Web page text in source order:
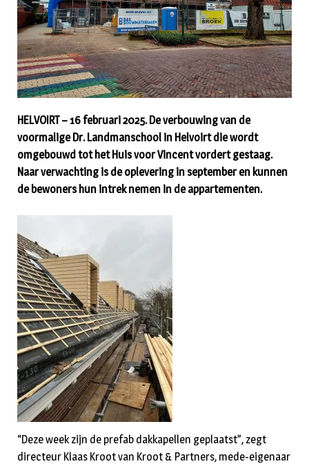
HELVOIRT – 16 februari 2025. De verbouwing van de
voormalige Dr. Landmanschool in Helvoirt die wordt
omgebouwd tot het Huis voor Vincent vordert gestaag.
Naar verwachting is de oplevering in september en kunnen
de bewoners hun intrek nemen in de appartementen.
“Deze week zijn de prefab dakkapellen geplaatst”, zegt
directeur Klaas Kroot van Kroot & Partners, mede-eigenaar